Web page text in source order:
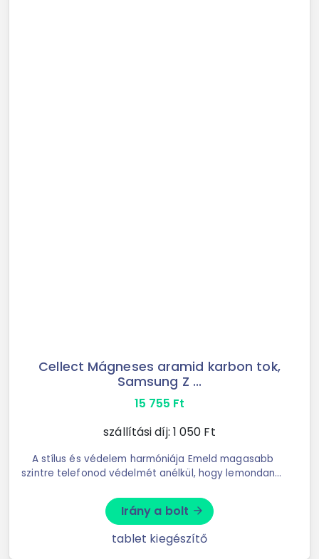
Cellect Mágneses aramid karbon tok,
Samsung Z ...
15 755 Ft
szállítási díj: 1 050 Ft
A stílus és védelem harmóniája Emeld magasabb
szintre telefonod védelmét anélkül, hogy lemondanál
dizájnt ötvözi a ...
Irány a bolt arrow_forward
tablet kiegészítő